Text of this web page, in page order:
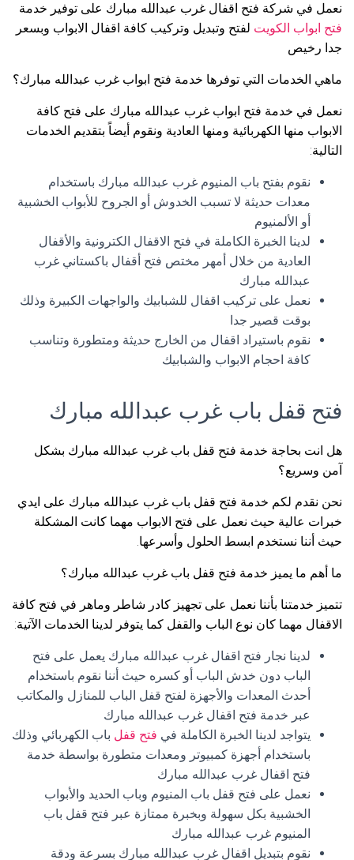
نعمل في شركة فتح اقفال غرب عبدالله مبارك على توفير خدمة
فتح ابواب الكويت لفتح وتبديل وتركيب كافة اقفال الابواب وبسعر
جدا رخيص
ماهي الخدمات التي توفرها خدمة فتح ابواب غرب عبدالله مبارك؟
نعمل في خدمة فتح ابواب غرب عبدالله مبارك على فتح كافة
الابواب منها الكهربائية ومنها العادية ونقوم أيضاً بتقديم الخدمات
التالية:
نقوم بفتح باب المنيوم غرب عبدالله مبارك باستخدام
معدات حديثة لا تسبب الخدوش أو الجروح للأبواب الخشبية
أو الألمنيوم
لدينا الخبرة الكاملة في فتح الاقفال الكترونية والأقفال
العادية من خلال أمهر مختص فتح أقفال باكستاني غرب
عبدالله مبارك
نعمل على تركيب اقفال للشبابيك والواجهات الكبيرة وذلك
بوقت قصير جدا
نقوم باستيراد اقفال من الخارج حديثة ومتطورة وتناسب
كافة احجام الابواب والشبابيك
فتح قفل باب غرب عبدالله مبارك
هل انت بحاجة خدمة فتح قفل باب غرب عبدالله مبارك بشكل
آمن وسريع؟
نحن نقدم لكم خدمة فتح قفل باب غرب عبدالله مبارك على ايدي
خبرات عالية حيث نعمل على فتح الابواب مهما كانت المشكلة
حيث أننا نستخدم ابسط الحلول وأسرعها.
ما أهم ما يميز خدمة فتح قفل باب غرب عبدالله مبارك؟
تتميز خدمتنا بأننا نعمل على تجهيز كادر شاطر وماهر في فتح كافة
الاقفال مهما كان نوع الباب والقفل كما يتوفر لدينا الخدمات الآتية:
لدينا نجار فتح اقفال غرب عبدالله مبارك يعمل على فتح
الباب دون خدش الباب أو كسره حيث أننا نقوم باستخدام
أحدث المعدات والأجهزة لفتح قفل الباب للمنازل والمكاتب
عبر خدمة فتح اقفال غرب عبدالله مبارك
يتواجد لدينا الخبرة الكاملة في فتح قفل باب الكهربائي وذلك
باستخدام أجهزة كمبيوتر ومعدات متطورة بواسطة خدمة
فتح اقفال غرب عبدالله مبارك
نعمل على فتح قفل باب المنيوم وباب الحديد والأبواب
الخشبية بكل سهولة وبخبرة ممتازة عبر فتح قفل باب
المنيوم غرب عبدالله مبارك
نقوم بتبديل اقفال غرب عبدالله مبارك بسرعة ودقة